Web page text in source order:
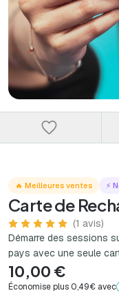
🔥 Meilleures ventes ⚡
Carte de
(1 avis)
Démarre des sessions
pays avec une seule
10,00 €
Économise plus 0,49€ avec